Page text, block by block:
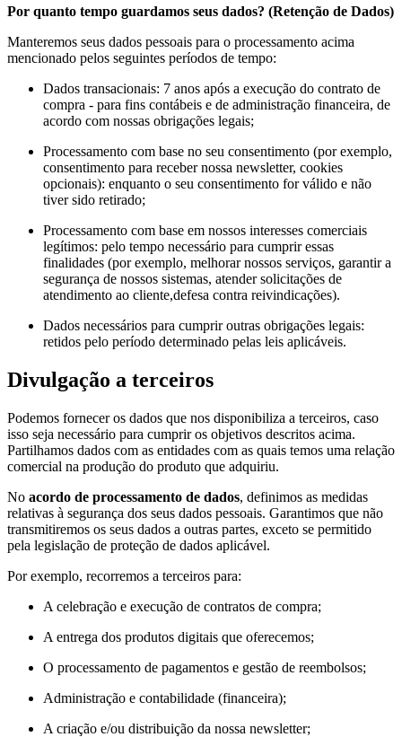
Por quanto tempo guardamos seus dados? (Retenção de Dados)
Manteremos seus dados pessoais para o processamento acima
mencionado pelos seguintes períodos de tempo:
Dados transacionais: 7 anos após a execução do contrato de
compra - para fins contábeis e de administração financeira, de
acordo com nossas obrigações legais;
Processamento com base no seu consentimento (por exemplo,
consentimento para receber nossa newsletter, cookies
opcionais): enquanto o seu consentimento for válido e não
tiver sido retirado;
Processamento com base em nossos interesses comerciais
legítimos: pelo tempo necessário para cumprir essas
finalidades (por exemplo, melhorar nossos serviços, garantir a
segurança de nossos sistemas, atender solicitações de
atendimento ao cliente,defesa contra reivindicações).
Dados necessários para cumprir outras obrigações legais:
retidos pelo período determinado pelas leis aplicáveis.
Divulgação a terceiros
Podemos fornecer os dados que nos disponibiliza a terceiros, caso
isso seja necessário para cumprir os objetivos descritos acima.
Partilhamos dados com as entidades com as quais temos uma relação
comercial na produção do produto que adquiriu.
No acordo de processamento de dados, definimos as medidas
relativas à segurança dos seus dados pessoais. Garantimos que não
transmitiremos os seus dados a outras partes, exceto se permitido
pela legislação de proteção de dados aplicável.
Por exemplo, recorremos a terceiros para:
A celebração e execução de contratos de compra;
A entrega dos produtos digitais que oferecemos;
O processamento de pagamentos e gestão de reembolsos;
Administração e contabilidade (financeira);
A criação e/ou distribuição da nossa newsletter;